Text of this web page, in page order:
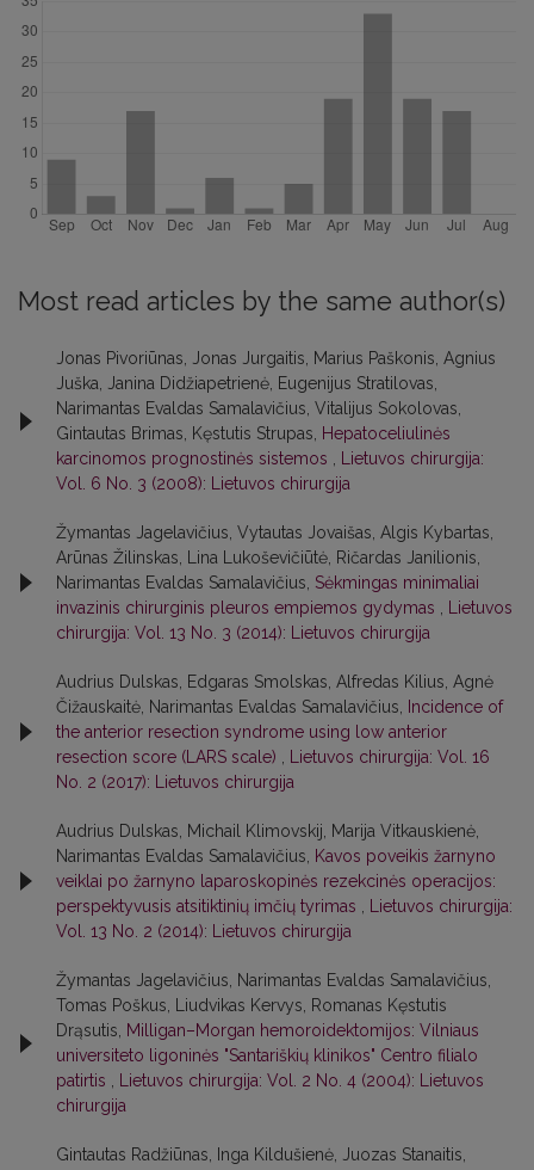
Most read articles by the same author(s)
Jonas Pivoriūnas, Jonas Jurgaitis, Marius Paškonis, Agnius
Juška, Janina Didžiapetrienė, Eugenijus Stratilovas,
Narimantas Evaldas Samalavičius, Vitalijus Sokolovas,
Gintautas Brimas, Kęstutis Strupas,
Hepatoceliulinės
karcinomos prognostinės sistemos
Lietuvos chirurgija:
Vol. 6 No. 3 (2008): Lietuvos chirurgija
Žymantas Jagelavičius, Vytautas Jovaišas, Algis Kybartas,
Arūnas Žilinskas, Lina Lukoševičiūtė, Ričardas Janilionis,
Narimantas Evaldas Samalavičius, Sėkmingas minimaliai
invazinis chirurginis pleuros empiemos gydymas
Lietuvos
chirurgija: Vol. 13 No. 3 (2014): Lietuvos chirurgija
Audrius Dulskas, Edgaras Smolskas, Alfredas Kilius, Agnė
Čižauskaitė, Narimantas Evaldas Samalavičius,
Incidence of
the anterior resection syndrome using low anterior
resection score (LARS scale)
Lietuvos chirurgija: Vol. 16
No. 2 (2017): Lietuvos chirurgija
Audrius Dulskas, Michail Klimovskij, Marija Vitkauskienė,
Narimantas Evaldas Samalavičius,
Kavos poveikis žarnyno
veiklai po žarnyno laparoskopinės rezekcinės operacijos:
perspektyvusis atsitiktinių imčių tyrimas
Lietuvos chirurgija:
Vol. 13 No. 2 (2014): Lietuvos chirurgija
Žymantas Jagelavičius, Narimantas Evaldas Samalavičius,
Tomas Poškus, Liudvikas Kervys, Romanas Kęstutis
Drąsutis,
Milligan–Morgan hemoroidektomijos: Vilniaus
universiteto ligoninės "Santariškių klinikos" Centro filialo
patirtis
Lietuvos chirurgija: Vol. 2 No. 4 (2004): Lietuvos
chirurgija
Gintautas Radžiūnas, Inga Kildušienė, Juozas Stanaitis,